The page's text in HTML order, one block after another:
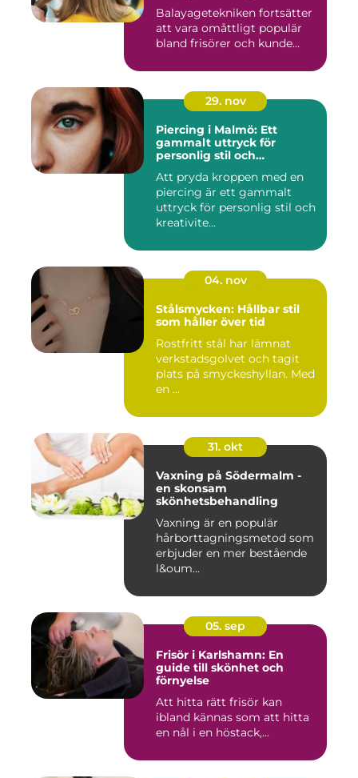
Balayagetekniken fortsätter
att vara omåttligt populär
bland frisörer och kunde...
29. nov
Piercing i Malmö: Ett
gammalt uttryck för
personlig stil och
Att pryda kroppen med en
piercing är ett gammalt
uttryck för personlig stil och
kreativite...
04. nov
Stålsmycken: Hållbar stil
som håller över tid
Rostfritt stål har lämnat
verkstadsgolvet och tagit
plats på smyckeshyllan. Med
en ...
31. okt
Vaxning på Södermalm -
en skonsam
skönhetsbehandling
Vaxning är en populär
hårborttagningsmetod som
erbjuder en mer bestående
l&oum...
05. sep
Frisör i Karlshamn: En
guide till skönhet och
förnyelse
Att hitta rätt frisör kan
ibland kännas som att hitta
en nål i en höstack,...